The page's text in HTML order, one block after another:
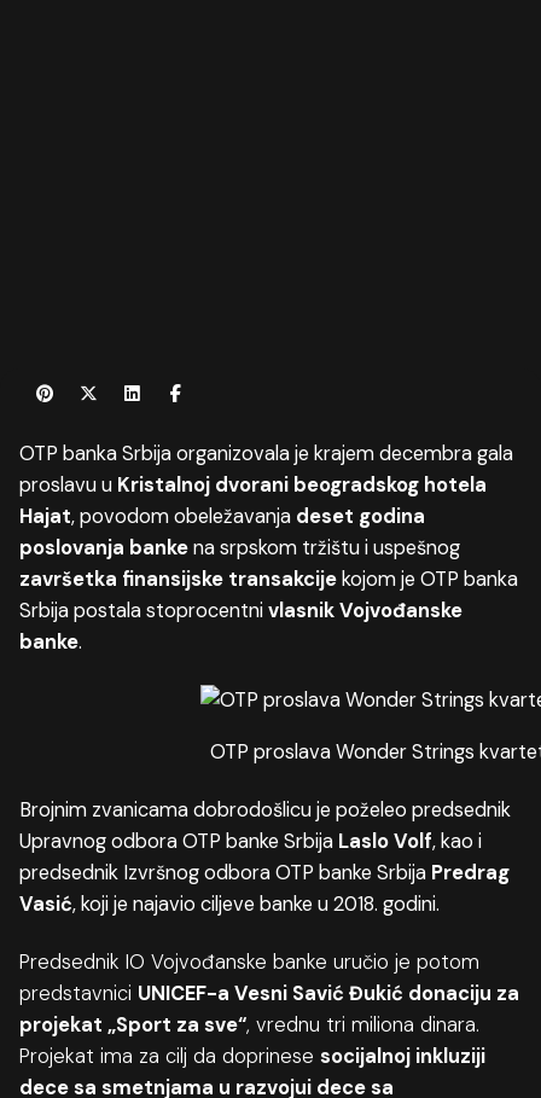
OTP banka Srbija organizovala je krajem decembra gala
proslavu u Kristalnoj dvorani beogradskog hotela
Hajat, povodom obeležavanja deset godina
poslovanja bankena srpskom tržištu i uspešnog
završetka finansijske transakcijekojom je OTP banka
Srbija postala stoprocentnivlasnik Vojvođanske
banke.
OTP proslava Wonder Strings
Brojnim zvanicama dobrodošlicu je poželeo predsednik
Upravnog odbora OTP banke Srbija Laslo Volf, kao i
predsednik Izvršnog odbora OTP banke Srbija Predrag
Vasić, koji je najavio ciljeve banke u 2018. godini.
Predsednik IO Vojvođanske banke uručio je potom
predstavnici UNICEF-a Vesni Savić Đukić donaciju za
projekat „Sport za sve“, vrednu tri miliona dinara.
Projekat ima za cilj da doprinese socijalnoj inkluziji
dece sa smetnjama u razvojui dece sa